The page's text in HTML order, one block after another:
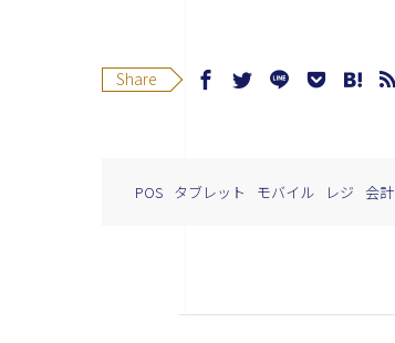
Share
POS タブレット モバイル レジ 会計